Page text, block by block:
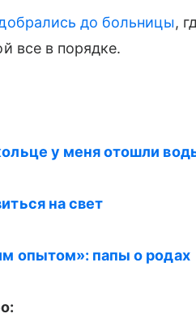
до больницы,
все в порядке.
у меня отошли
на свет
опытом»: папы о родах